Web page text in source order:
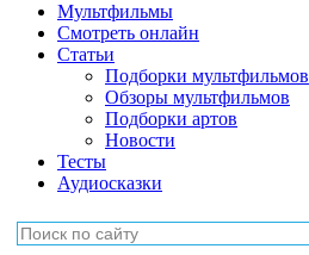
Мультфильмы
Смотреть онлайн
Статьи
Подборки мультфильмов
Обзоры мультфильмов
Подборки артов
Новости
Тесты
Аудиосказки